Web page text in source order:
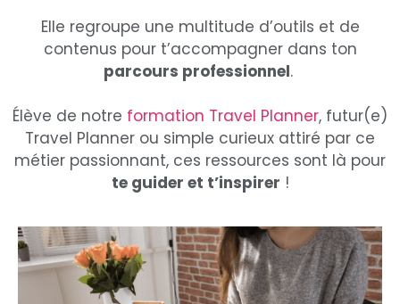
Elle regroupe une multitude d’outils et de
contenus pour t’accompagner dans ton
parcours professionnel.
Élève de notre formation Travel Planner, futur(e)
Travel Planner ou simple curieux attiré par ce
métier passionnant, ces ressources sont là pour
te guider et t’inspirer !